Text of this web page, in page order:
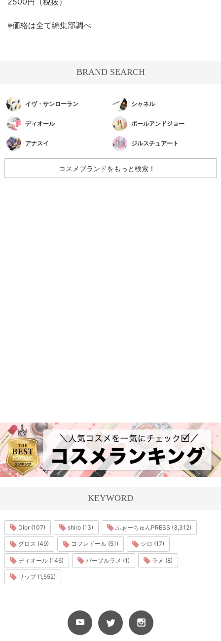
※価格は全て編集部調べ
BRAND SEARCH
イヴ・サンローラン シャネル
ディオール ポールアンドジョー
アナスイ ジルスチュアート
コスメブランドをもっと検索！
KEYWORD
Dior (107) shiro (13) ふぉーちゅんPRESS (3,312)
グロス (49) コフレドール (51) シロ (17)
ディオール (146) パープルラメ (1) ラメ (8)
リップ (1,552)